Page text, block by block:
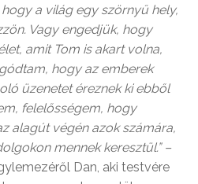
a világ egy szörnyű hely,
Vagy engedjük, hogy
amit Tom is akart volna,
hogy az emberek
üzenetet éreznek ki ebből
felelősségem, hogy
alagút végén azok számára,
mennek keresztül.” –
Dan, aki testvére